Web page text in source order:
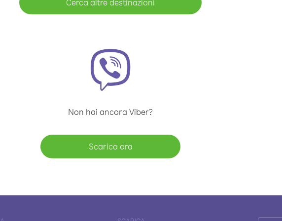
Cerca altre destinazioni
Non hai ancora Viber?
Scarica ora